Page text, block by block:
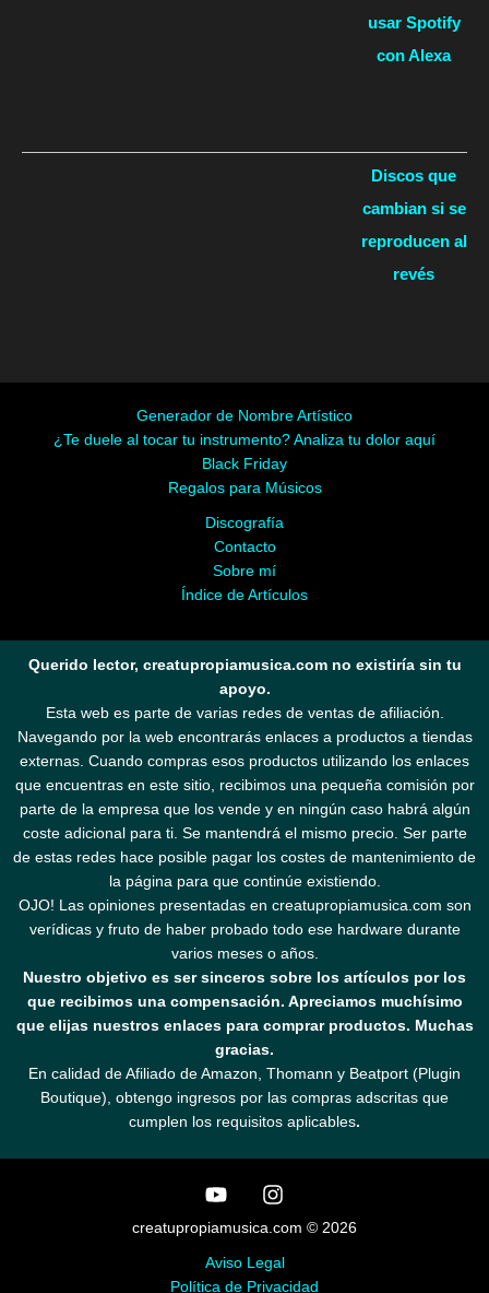
usar Spotify
con Alexa
Discos que
cambian si se
reproducen al
revés
Generador de Nombre Artístico
¿Te duele al tocar tu instrumento? Analiza tu dolor aquí
Black Friday
Regalos para Músicos
Discografía
Contacto
Sobre mí
Índice de Artículos
Querido lector, creatupropiamusica.com no existiría sin tu
apoyo.
Esta web es parte de varias redes de ventas de afiliación.
Navegando por la web encontrarás enlaces a productos a tiendas
externas. Cuando compras esos productos utilizando los enlaces
que encuentras en este sitio, recibimos una pequeña comisión por
parte de la empresa que los vende y en ningún caso habrá algún
coste adicional para ti. Se mantendrá el mismo precio. Ser parte
de estas redes hace posible pagar los costes de mantenimiento de
la página para que continúe existiendo.
OJO! Las opiniones presentadas en creatupropiamusica.com son
verídicas y fruto de haber probado todo ese hardware durante
varios meses o años.
Nuestro objetivo es ser sinceros sobre los artículos por los
que recibimos una compensación. Apreciamos muchísimo
que elijas nuestros enlaces para comprar productos. Muchas
gracias.
En calidad de Afiliado de Amazon, Thomann y Beatport (Plugin
Boutique), obtengo ingresos por las compras adscritas que
cumplen los requisitos aplicables.
creatupropiamusica.com © 2026
Aviso Legal
Política de Privacidad